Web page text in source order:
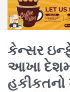
કેન્સર
આખા
હકીકતનો